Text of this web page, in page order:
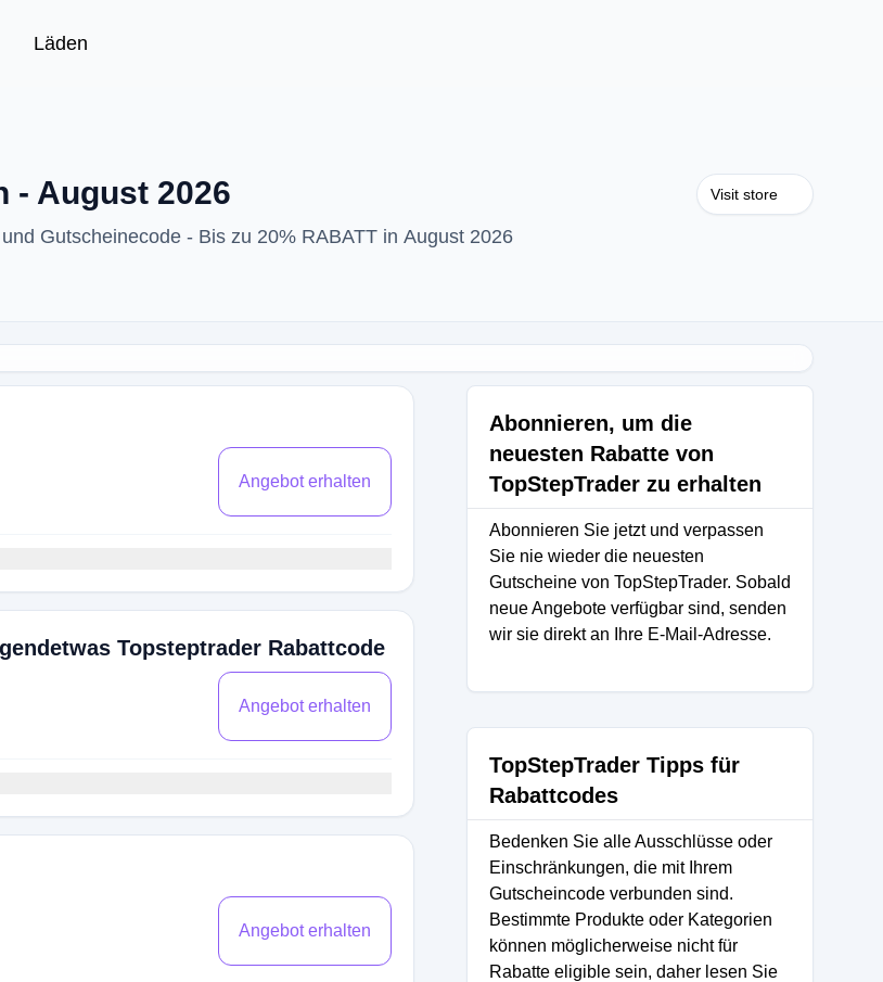
Läden
- August 2026
Gutscheinecode - Bis zu 20% RABATT in August 2026
Visit store
Angebot erhalten
Topsteptrader Rabattcode
Angebot erhalten
Angebot erhalten
Abonnieren, um die
neuesten Rabatte von
TopStepTrader zu erhalten
Abonnieren Sie jetzt und verpassen
Sie nie wieder die neuesten
Gutscheine von TopStepTrader. Sobald
neue Angebote verfügbar sind, senden
wir sie direkt an Ihre E-Mail-Adresse.
TopStepTrader Tipps für
Rabattcodes
Bedenken Sie alle Ausschlüsse oder
Einschränkungen, die mit Ihrem
Gutscheincode verbunden sind.
Bestimmte Produkte oder Kategorien
können möglicherweise nicht für
Rabatte eligible sein, daher lesen Sie